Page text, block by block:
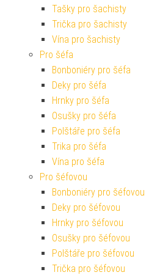
Tašky pro šachisty
Trička pro šachisty
Vína pro šachisty
Pro šéfa
Bonboniéry pro šéfa
Deky pro šéfa
Hrnky pro šéfa
Osušky pro šéfa
Polštáře pro šéfa
Trika pro šéfa
Vína pro šéfa
Pro šéfovou
Bonboniéry pro šéfovou
Deky pro šéfovou
Hrnky pro šéfovou
Osušky pro šéfovou
Polštáře pro šéfovou
Trička pro šéfovou